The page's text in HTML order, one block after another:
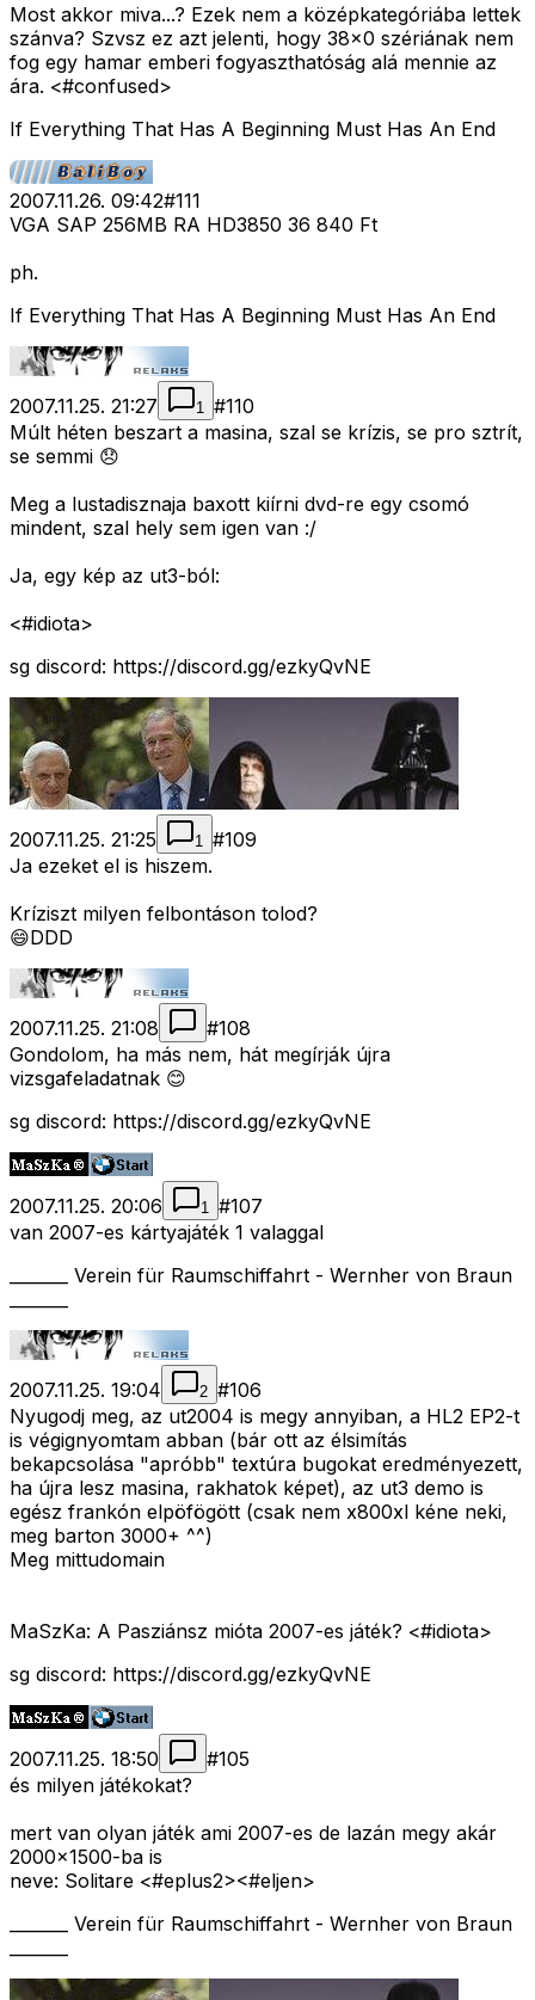
Most akkor miva...? Ezek nem a középkategóriába lettek
szánva? Szvsz ez azt jelenti, hogy 38x0 szériának nem
fog egy hamar emberi fogyaszthatóság alá mennie az
ára. <#confused>
If Everything That Has A Beginning Must Has An End
2007.11.26. 09:42#111
VGA SAP 256MB RA HD3850 36 840 Ft
ph.
If Everything That Has A Beginning Must Has An End
2007.11.25. 21:27 1 #110
Múlt héten beszart a masina, szal se krízis, se pro sztrít,
se semmi 😞
Meg a lustadisznaja baxott kiírni dvd-re egy csomó
mindent, szal hely sem igen van :/
Ja, egy kép az ut3-ból:
<#idiota>
sg discord: https://discord.gg/ezkyQvNE
2007.11.25. 21:25 1 #109
Ja ezeket el is hiszem.
Kríziszt milyen felbontáson tolod?
😄DDD
2007.11.25. 21:08 #108
Gondolom, ha más nem, hát megírják újra
vizsgafeladatnak 😊
sg discord: https://discord.gg/ezkyQvNE
2007.11.25. 20:06 1 #107
van 2007-es kártyajáték 1 valaggal
_______ Verein für Raumschiffahrt - Wernher von Braun
2007.11.25. 19:04 2 #106
Nyugodj meg, az ut2004 is megy annyiban, a HL2 EP2-t
is végignyomtam abban (bár ott az élsimítás
bekapcsolása "apróbb" textúra bugokat eredményezett,
ha újra lesz masina, rakhatok képet), az ut3 demo is
egész frankón elpöfögött (csak nem x800xl kéne neki,
meg barton 3000+ ^^)
Meg mittudomain
MaSzKa: A Pasziánsz mióta 2007-es játék? <#idiota>
sg discord: https://discord.gg/ezkyQvNE
2007.11.25. 18:50 #105
és milyen játékokat?
mert van olyan játék ami 2007-es de lazán megy akár
2000x1500-ba is
neve: Solitare <#eplus2><#eljen>
_______ Verein für Raumschiffahrt - Wernher von Braun